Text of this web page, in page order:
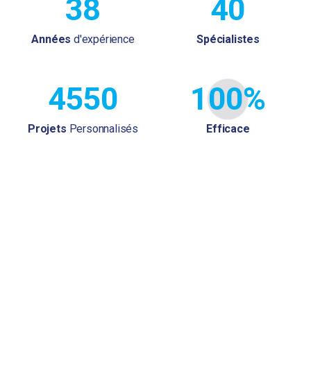
38
Années d'expérience
40
Spécialistes
4550
Projets Personnalisés
100%
Efficace